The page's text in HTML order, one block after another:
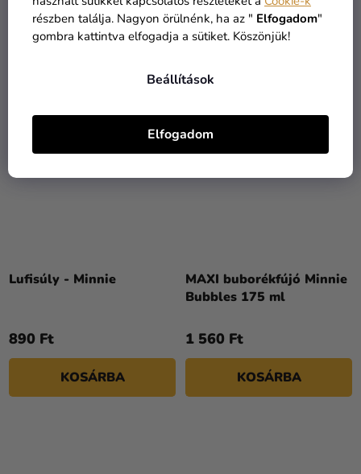
részben találja. Nagyon örülnénk, ha az " Elfogadom"
gombra kattintva elfogadja a sütiket. Köszönjük!
Beállítások
Elfogadom
4 990 Ft 3 890 Ft
Lufisúly - Minnie
890 Ft
KOSÁRBA
MAXI buborékfújó Minnie
Bubbles 175 ml
1 560 Ft
KOSÁRBA